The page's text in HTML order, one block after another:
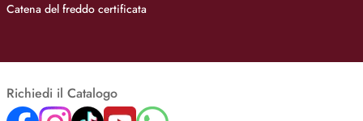
Catena del freddo certificata
Richiedi il Catalogo